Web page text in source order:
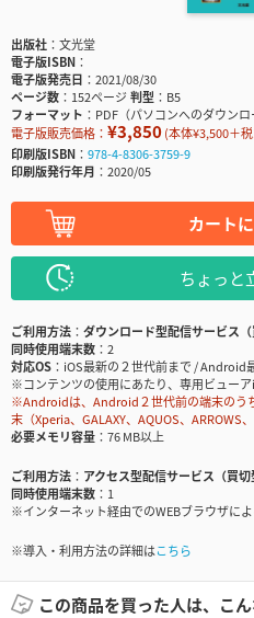
出版社
文光堂
電子版ISBN
電子版発売日
2021/08/30
ページ数
152ページ判型
B5
フォーマット
PDF（パソコンへのダウンロ
電子版販売価格： ¥3,850(本体¥3,500＋
印刷版ISBN
978-4-8306-3759-9
印刷版発行年月
2020/05
カート
ちょっと
ご利用方法
ダウンロード型配信サービス（
同時使用端末数
2
対応OS
iOS最新の２世代前まで / Android
※コンテンツの使用にあたり、専用ビュー
※Androidは、Android２世代前の端末のう
末（Xperia、GALAXY、AQUOS、
必要メモリ容量
76 MB以上
ご利用方法
アクセス型配信サービス（買切
同時使用端末数
1
※インターネット経由でのWEBブラウザに
※導入・利用方法の詳細はこちら
この商品を買った人は、こん